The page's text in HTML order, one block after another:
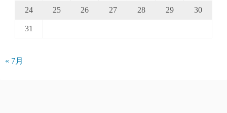
24 25 26 27 28 29 30
31
« 7月